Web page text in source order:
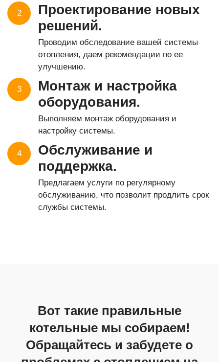
2
Проектирование новых
решений.
Проводим обследование вашей системы
отопления, даем рекомендации по ее
улучшению.
3
Монтаж и настройка
оборудования.
Выполняем монтаж оборудования и
настройку системы.
4
Обслуживание и
поддержка.
Предлагаем услуги по регулярному
обслуживанию, что позволит продлить срок
службы системы.
Вот такие правильные
котельные мы собираем!
Обращайтесь и забудете о